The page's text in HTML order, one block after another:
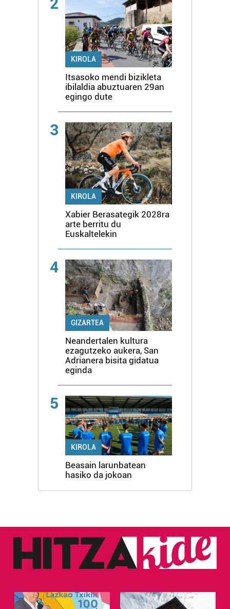
KIROLA
Itsasoko mendi bizikleta
ibilaldia abuztuaren 29an
egingo dute
3
KIROLA
Xabier Berasategik 2028ra
arte berritu du
Euskaltelekin
4
GIZARTEA
Neandertalen kultura
ezagutzeko aukera, San
Adrianera bisita gidatua
eginda
5
KIROLA
Beasain larunbatean
hasiko da jokoan